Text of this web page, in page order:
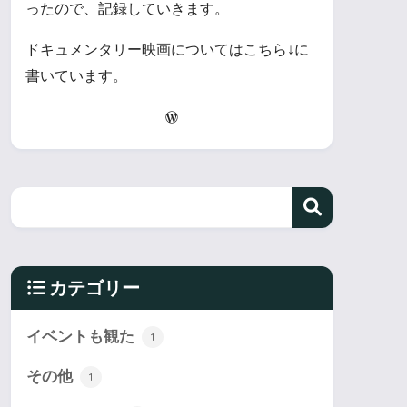
ったので、記録していきます。
ドキュメンタリー映画についてはこちら↓に
書いています。
カテゴリー
イベントも観た 1
その他 1